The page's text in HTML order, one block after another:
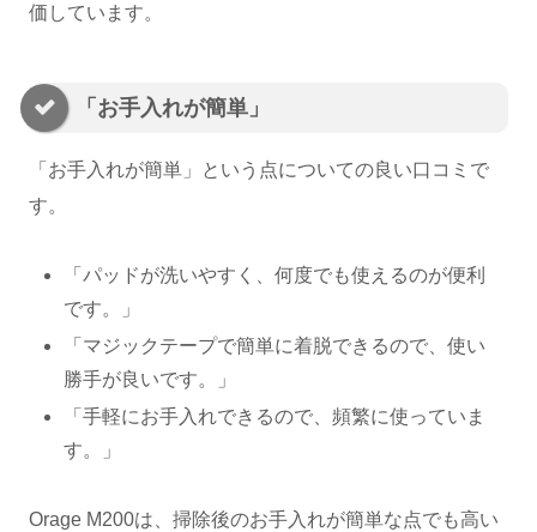
価しています。
「お手入れが簡単」
「お手入れが簡単」という点についての良い口コミで
す。
「パッドが洗いやすく、何度でも使えるのが便利
です。」
「マジックテープで簡単に着脱できるので、使い
勝手が良いです。」
「手軽にお手入れできるので、頻繁に使っていま
す。」
Orage M200は、掃除後のお手入れが簡単な点でも高い